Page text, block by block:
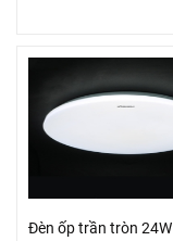
Đèn ốp trần tròn 24W